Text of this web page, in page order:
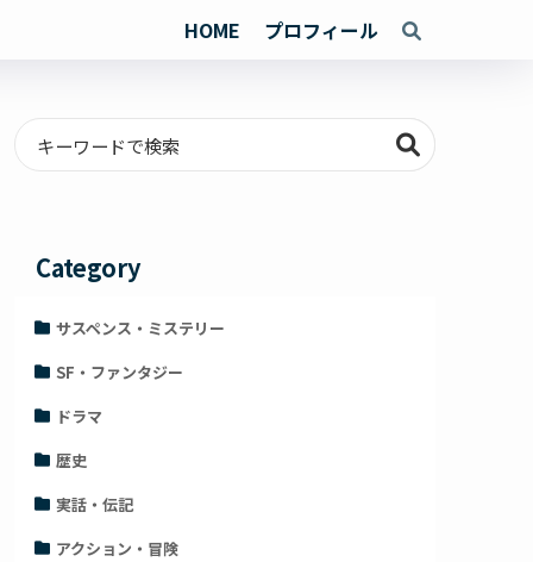
HOME プロフィール
Category
サスペンス・ミステリー
SF・ファンタジー
ドラマ
歴史
実話・伝記
アクション・冒険